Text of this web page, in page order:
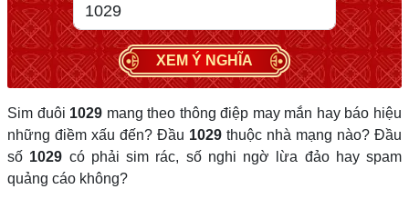
XEM Ý NGHĨA
Sim đuôi 1029 mang theo thông điệp may mắn hay báo hiệu
những điềm xấu đến? Đầu 1029 thuộc nhà mạng nào? Đầu
số 1029 có phải sim rác, số nghi ngờ lừa đảo hay spam
quảng cáo không?